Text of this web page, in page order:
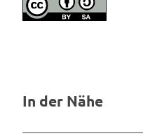
In der Nähe